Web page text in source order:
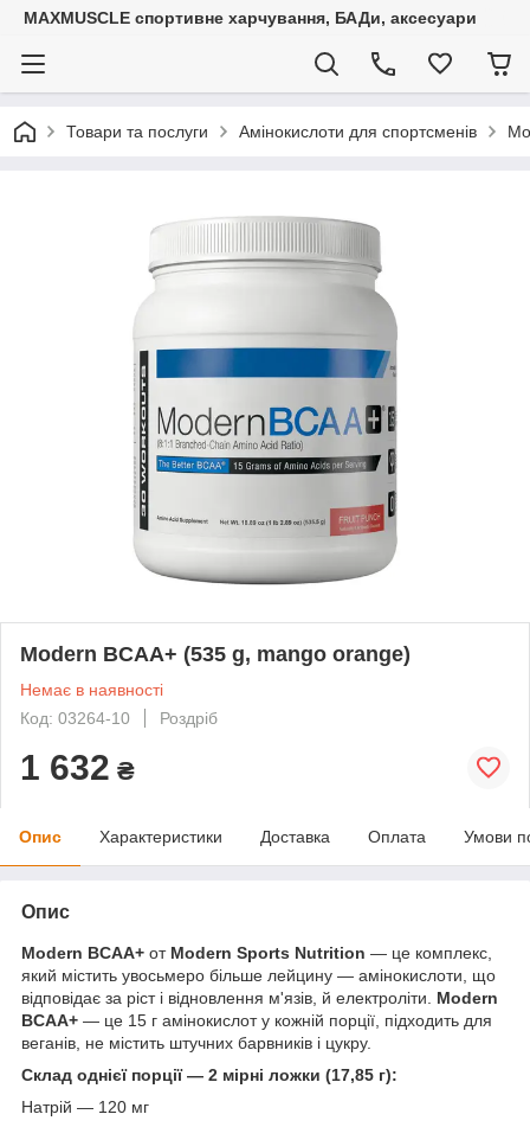
MAXMUSCLE спортивне харчування, БАДи, аксесуари
Товари та послуги Амінокислоти для спортсменів
Modern BCAA+ (535 g, mango orange)
Немає в наявності
Код: 03264-10
Роздріб
1 632 ₴
Опис Характеристики Доставка Оплата Умови
Опис
Modern BCAA+ от Modern Sports Nutrition — це комплекс,
який містить увосьмеро більше лейцину — амінокислоти, що
відповідає за ріст і відновлення м'язів, й електроліти. Modern
BCAA+ — це 15 г амінокислот у кожній порції, підходить для
веганів, не містить штучних барвників і цукру.
Склад однієї порції — 2 мірні ложки (17,85 г):
Натрій — 120 мг